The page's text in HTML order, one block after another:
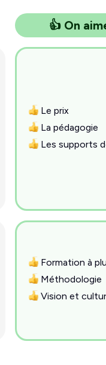
👍 On
Le prix
La pédagogie
Les supports
Formation à
Méthodologie
Vision et